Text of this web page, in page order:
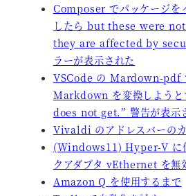
Composer でパッケージを
したら but these were
they are affected by
ラーが表示された
VSCode の Mardown-pdf
Markdown を変換しよう
does not get.” 警告が表示
Vivaldi のアドレスバーの
(Windows11) Hyper-V に
クアダプタ vEthernet を無
Amazon Q を使用するまで